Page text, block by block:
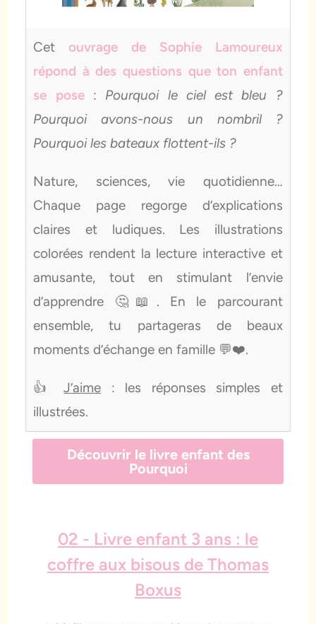
Cet ouvrage de Sophie Lamoureux
répond à des questions que ton enfant
se pose: Pourquoi le ciel est bleu ?
Pourquoi avons-nous un nombril ?
Pourquoi les bateaux flottent-ils ?
Nature, sciences, vie quotidienne…
Chaque page regorge d’explications
claires et ludiques. Les illustrations
colorées rendent la lecture interactive et
amusante, tout en stimulant l’envie
d’apprendre 🤔📖. En le parcourant
ensemble, tu partageras de beaux
moments d’échange en famille 💬❤️.
👍J’aime : les réponses simples et
illustrées.
Découvrir le livre enfant des
Pourquoi
02 - Livre enfant 3 ans : le
coffre aux bisous de Thomas
Boxus